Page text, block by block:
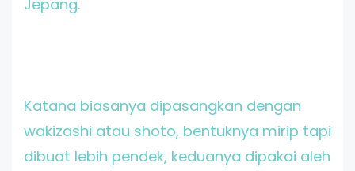
Jepang.
Katana biasanya dipasangkan dengan
wakizashi atau shoto, bentuknya mirip tapi
dibuat lebih pendek, keduanya dipakai aleh